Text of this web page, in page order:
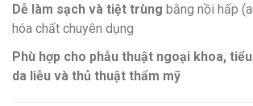
Dễ làm sạch và tiệt trùng bằng nồi hấp
hóa chất chuyên dụng
Phù hợp cho phẫu thuật ngoại khoa,
da liễu và thủ thuật thẩm mỹ